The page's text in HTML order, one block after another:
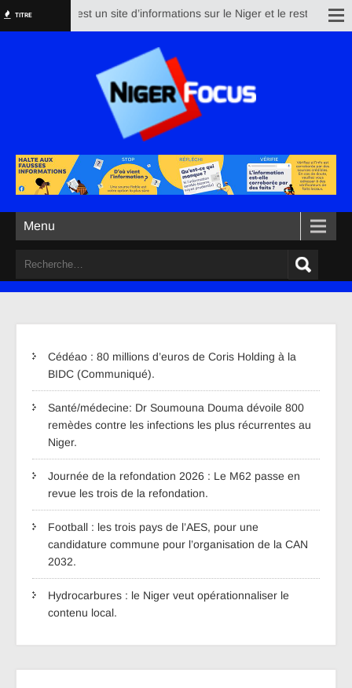
TITRE est un site d’informations sur le Niger et le reste du
Menu
Cédéao : 80 millions d’euros de Coris Holding à la
BIDC (Communiqué).
Santé/médecine: Dr Soumouna Douma dévoile 800
remèdes contre les infections les plus récurrentes au
Niger.
Journée de la refondation 2026 : Le M62 passe en
revue les trois de la refondation.
Football : les trois pays de l’AES, pour une
candidature commune pour l’organisation de la CAN
2032.
Hydrocarbures : le Niger veut opérationnaliser le
contenu local.